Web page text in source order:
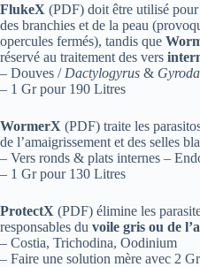
FlukeX (PDF) doit être utilisé
des branchies et de la peau
opercules fermés), tandis que
réservé au traitement des vers
– Douves / Dactylogyrus &
– 1 Gr pour 190 Litres
WormerX (PDF) traite les
de l’amaigrissement et des selles
– Vers ronds & plats internes –
– 1 Gr pour 130 Litres
ProtectX (PDF) élimine les
responsables du voile gris ou de
– Costia, Trichodina, Oodinium
– Faire une solution mère avec 2